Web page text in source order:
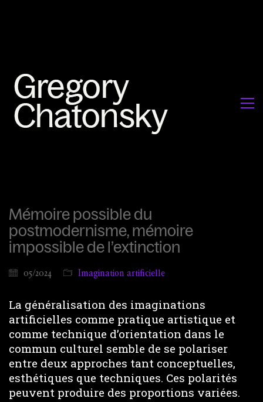
Mémoire possible du
postmodernisme, mémoire
impossible de l’extinction
05/2024 Imagination artificielle
La généralisation des imaginations
artificielles comme pratique artistique et
comme technique d’orientation dans le
commun culturel semble de se polariser
entre deux approches tant conceptuelles,
esthétiques que techniques. Ces polarités
peuvent produire des proportions variées.